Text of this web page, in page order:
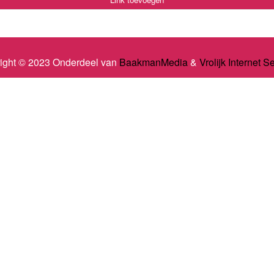
© 2023 Onderdeel van BaakmanMedia& Vrolijk Internet